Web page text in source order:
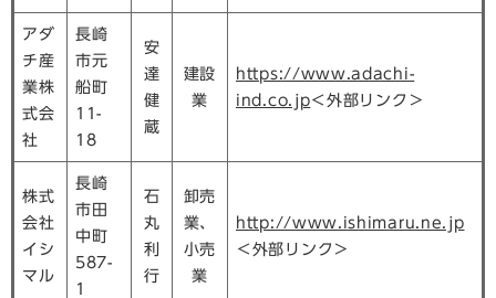
アダ
チ産
業株
式会
社
長崎
市元
船町
11-
18
安
達
健
蔵
建設
業
https://www.adachi-
ind.co.jp＜外部リンク＞
株式
会社
イシ
マル
長崎
市田
中町
587-
1
石
丸
利
行
卸売
業、
小売
業
http://www.ishimaru.ne.jp
＜外部リンク＞